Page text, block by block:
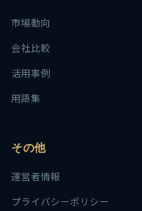
市場動向
会社比較
活用事例
用語集
その他
運営者情報
プライバシーポリシー